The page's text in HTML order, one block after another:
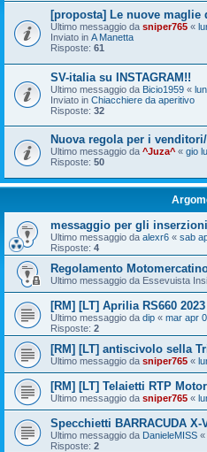
[proposta] Le nuove maglie
Ultimo messaggio da sniper765 «
Inviato in A Manetta
Risposte: 61
SV-italia su INSTAGRAM!!
Ultimo messaggio da Bicio1959 «
Inviato in Chiacchiere da aperitivo
Risposte: 32
Nuova regola per i
Ultimo messaggio da ^Juza^ « gio
Risposte: 50
messaggio per gli
Ultimo messaggio da alexr6 « sab
Risposte: 4
Regolamento
Ultimo messaggio da Essevuista
[RM] [LT] Aprilia RS660 2023
Ultimo messaggio da dip « mar apr
Risposte: 2
[RM] [LT] antiscivolo sella
Ultimo messaggio da sniper765 «
[RM] [LT] Telaietti RTP
Ultimo messaggio da sniper765 «
Specchietti BARRACUDA X-
Ultimo messaggio da DanieleMISS «
Risposte: 2